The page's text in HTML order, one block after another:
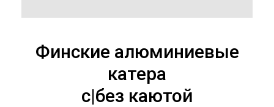
Финские алюминиевые
катера
с|без каютой